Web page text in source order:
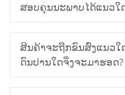
ສອບຄຸນນະພາບໄດ້ແນວໃ
ສິນຄ້າຈະຖືກຂົນສົ່ງແນວໃ
ດົນປານໃດຈຶ່ງຈະມາຮອດ?